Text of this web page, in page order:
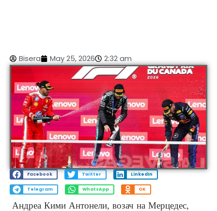
Bisera May 25, 2026 2:32 am
Facebook Twitter LinkedIn
Telegram WhatsApp OK
Андреа Кими Антонели, возач на Мерцедес,